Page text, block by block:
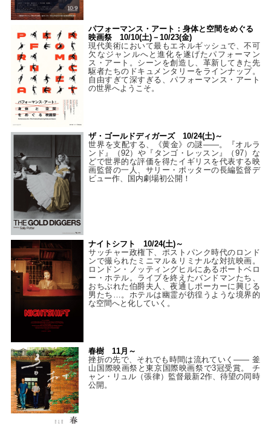
パフォーマンス・アート：身体と空間をめぐる
映画祭 10/10(土)－10/23(金)
現代美術において最もエネルギッシュで、不可
欠なジャンルへと進化を遂げたパフォーマン
ス・アート。シーンを創造し、革新してきた先
駆者たちのドキュメンタリーをラインナップ。
自由すぎて深すぎる、パフォーマンス・アート
の世界へようこそ。
ザ・ゴールドディガーズ 10/24(土)～
世界を支配する、《黄金》の謎――。『オルラ
ンド』（92）や『タンゴ・レッスン』（97）な
どで世界的な評価を得たイギリスを代表する映
画監督の一人、サリー・ポッターの長編監督デ
ビュー作、国内劇場初公開！
ナイトシフト 10/24(土)～
サッチャー政権下、ポストパンク時代のロンド
ンで撮られたミニマル＆リミナルな対抗映画。
ロンドン・ノッティングヒルにあるポートベロ
ー・ホテル。ライブを終えたバンドマンたち、
おちぶれた伯爵夫人、夜通しポーカーに興じる
男たち…。ホテルは幽霊が彷徨うような境界的
な空間へと化していく。
春樹 11月～
挫折の先で、それでも時間は流れていく—— 釜
山国際映画祭と東京国際映画祭で3冠受賞。 チ
ャン・リュル（張律）監督最新2作、待望の同時
公開。